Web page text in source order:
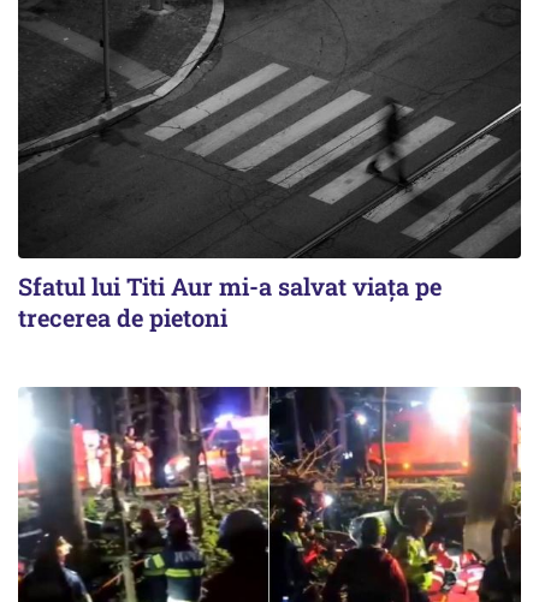
Sfatul lui Titi Aur mi-a salvat viaţa pe
trecerea de pietoni